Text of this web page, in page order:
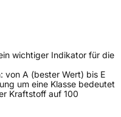
SymbolNein
wichtiger Indikator für die
von A (bester Wert) bis E
um eine Klasse bedeutet
Kraftstoff auf 100